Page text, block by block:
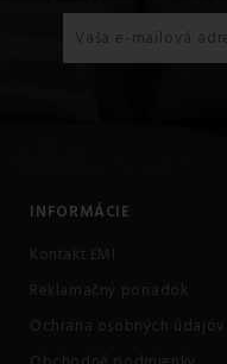
INFORMÁCIE
Kontakt EMI
Reklamačný poriadok
Ochrana osobných údajov